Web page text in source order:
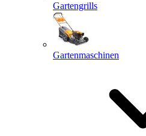
Gartengrills
Gartenmaschinen